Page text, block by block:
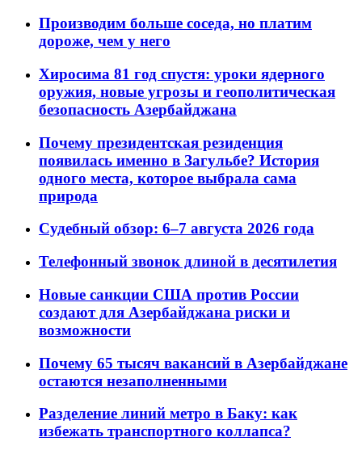
Производим больше соседа, но платим
дороже, чем у него
Хиросима 81 год спустя: уроки ядерного
оружия, новые угрозы и геополитическая
безопасность Азербайджана
Почему президентская резиденция
появилась именно в Загульбе? История
одного места, которое выбрала сама
природа
Судебный обзор: 6–7 августа 2026 года
Телефонный звонок длиной в десятилетия
Новые санкции США против России
создают для Азербайджана риски и
возможности
Почему 65 тысяч вакансий в Азербайджане
остаются незаполненными
Разделение линий метро в Баку: как
избежать транспортного коллапса?